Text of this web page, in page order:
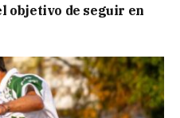
objetivo de seguir en